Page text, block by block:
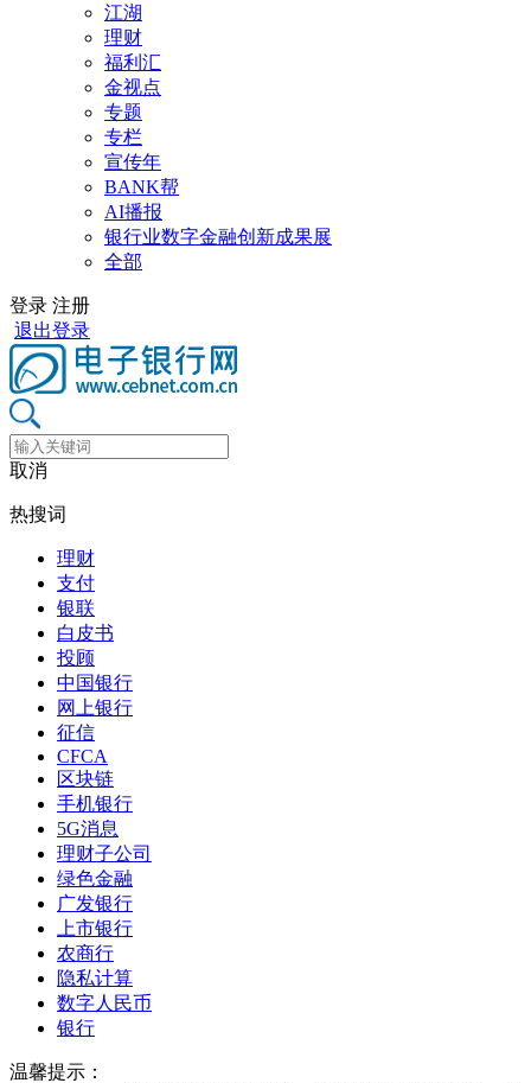
江湖
理财
福利汇
金视点
专题
专栏
宣传年
BANK帮
AI播报
银行业数字金融创新成果展
全部
登录 注册
退出登录
取消
热搜词
理财
支付
银联
白皮书
投顾
中国银行
网上银行
征信
CFCA
区块链
手机银行
5G消息
理财子公司
绿色金融
广发银行
上市银行
农商行
隐私计算
数字人民币
银行
温馨提示：